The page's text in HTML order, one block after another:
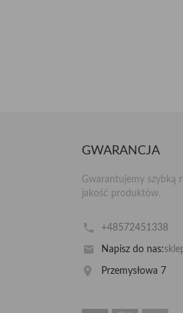
GWARANCJA
Gwarantujemy szybką
jakość produktów.
+48572451338
Napisz do nas:
Przemysłowa 7